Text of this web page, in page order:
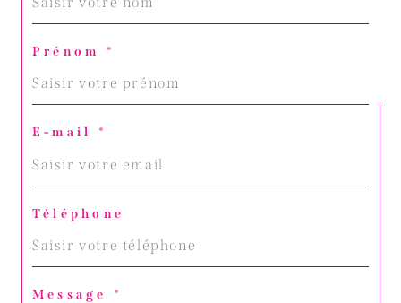
Prénom *
E-mail *
Téléphone
Message *